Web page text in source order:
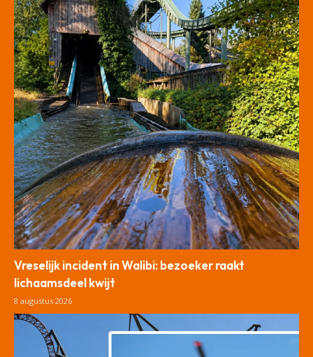
Vreselijk incident in Walibi: bezoeker raakt
lichaamsdeel kwijt
8 augustus 2026